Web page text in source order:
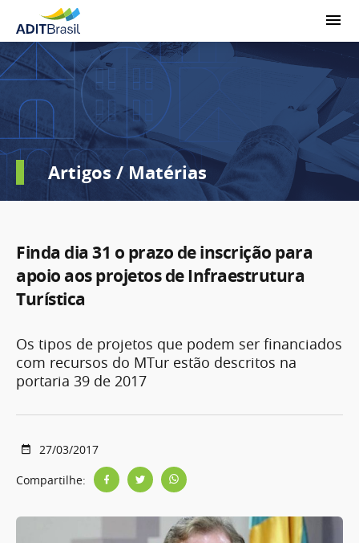
Artigos / Matérias
Finda dia 31 o prazo de inscrição para
apoio aos projetos de Infraestrutura
Turística
Os tipos de projetos que podem ser financiados
com recursos do MTur estão descritos na
portaria 39 de 2017
27/03/2017
Compartilhe: